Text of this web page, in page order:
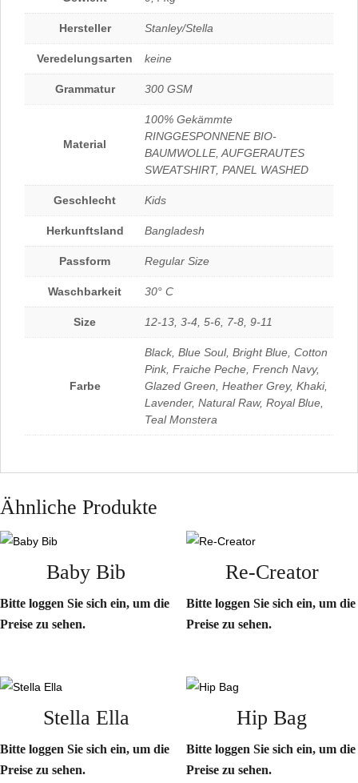
Hersteller Stanley/Stella
Veredelungsarten keine
Grammatur 300 GSM
Material
100% Gekämmte
RINGGESPONNENE BIO-
BAUMWOLLE, AUFGERAUTES
SWEATSHIRT, PANEL WASHED
Geschlecht Kids
Herkunftsland Bangladesh
Passform Regular Size
Waschbarkeit 30° C
Size 12-13, 3-4, 5-6, 7-8, 9-11
Farbe
Black, Blue Soul, Bright Blue, Cotton
Pink, Fraiche Peche, French Navy,
Glazed Green, Heather Grey, Khaki,
Lavender, Natural Raw, Royal Blue,
Teal Monstera
Ähnliche Produkte
Baby Bib
Bitte loggen Sie sich ein, um die
Preise zu sehen.
Re-Creator
Bitte loggen Sie sich ein, um die
Preise zu sehen.
Stella Ella
Bitte loggen Sie sich ein, um die
Preise zu sehen.
Hip Bag
Bitte loggen Sie sich ein, um die
Preise zu sehen.